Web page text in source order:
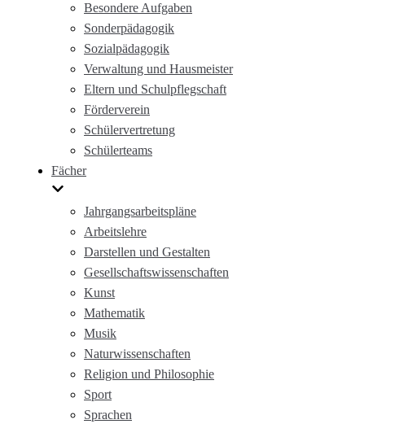
Besondere Aufgaben
Sonderpädagogik
Sozialpädagogik
Verwaltung und Hausmeister
Eltern und Schulpflegschaft
Förderverein
Schülervertretung
Schülerteams
Fächer
Jahrgangsarbeitspläne
Arbeitslehre
Darstellen und Gestalten
Gesellschaftswissenschaften
Kunst
Mathematik
Musik
Naturwissenschaften
Religion und Philosophie
Sport
Sprachen